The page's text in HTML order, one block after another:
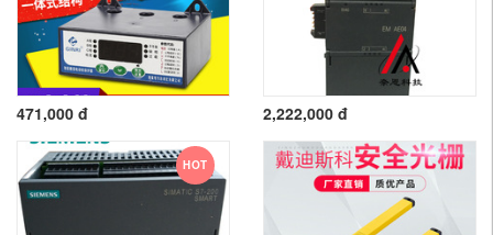
471,000 đ 2,222,000 đ
HOT